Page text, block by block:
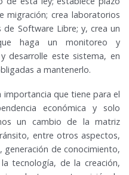
migración; crea laboratorios
Software Libre; y, crea un
haga un monitoreo y
desarrolle este sistema, en
a mantenerlo.
que tiene para el
económica y solo
un cambio de la matriz
entre otros aspectos,
de conocimiento,
tecnología, de la creación,